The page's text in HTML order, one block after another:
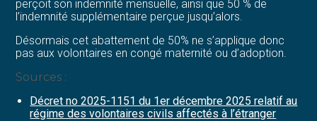
perçoit son indemnité mensuelle, ainsi que 50 % de
l’indemnité supplémentaire perçue jusqu’alors.
Désormais cet abattement de 50% ne s’applique donc
pas aux volontaires en congé maternité ou d’adoption.
Sources :
Décret no 2025-1151 du 1er décembre 2025 relatif au
régime des volontaires civils affectés à l’étranger